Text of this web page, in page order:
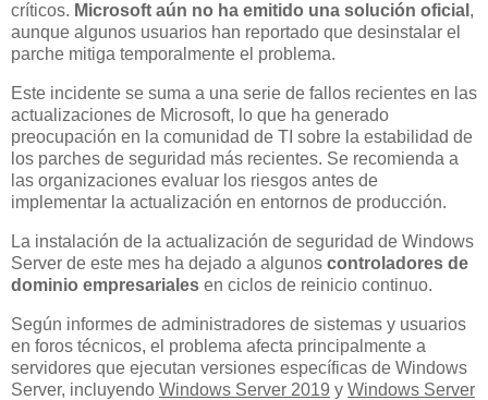
críticos. Microsoft aún no ha emitido una solución oficial ,
aunque algunos usuarios han reportado que desinstalar el
parche mitiga temporalmente el problema.
Este incidente se suma a una serie de fallos recientes en las
actualizaciones de Microsoft, lo que ha generado
preocupación en la comunidad de TI sobre la estabilidad de
los parches de seguridad más recientes. Se recomienda a
las organizaciones evaluar los riesgos antes de
implementar la actualización en entornos de producción.
La instalación de la actualización de seguridad de Windows
Server de este mes ha dejado a algunos controladores de
dominio empresariales en ciclos de reinicio continuo.
Según informes de administradores de sistemas y usuarios
en foros técnicos, el problema afecta principalmente a
servidores que ejecutan versiones específicas de Windows
Server, incluyendo Windows Server 2019 y Windows Server